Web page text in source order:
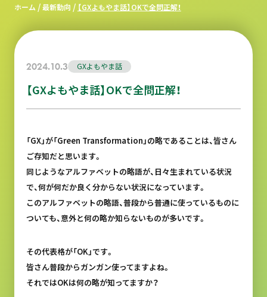
ホーム/最新動向 / 【GXよもやま話】OKで全問正解！
2024.10.3 GXよもやま話
【GXよもやま話】OKで全問正解！
「GX」が「Green Transformation」の略であることは、皆さん
ご存知だと思います。
同じようなアルファベットの略語が、日々生まれている状況
で、何が何だか良く分からない状況になっています。
このアルファベットの略語、普段から普通に使っているものに
ついても、意外と何の略か知らないものが多いです。
その代表格が「OK」です。
皆さん普段からガンガン使ってますよね。
それではOKは何の略が知ってますか？